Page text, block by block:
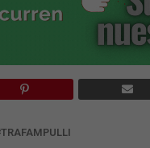
TRAFAMPULLI